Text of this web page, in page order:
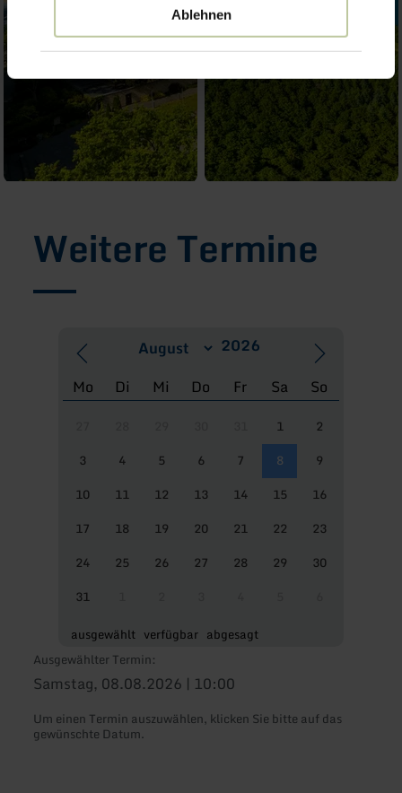
Ablehnen
Weitere Termine
Mo Di Mi Do Fr Sa So
1
2
3
4 5 6 7 8
9
10
11 12 13 14 15
16
17
18 19 20 21 22
23
24
25 26 27 28 29
30
31
ausgewählt verfügbar abgesagt
Ausgewählter Termin:
Samstag, 08.08.2026 | 10:00
Um einen Termin auszuwählen, klicken Sie bitte auf das
gewünschte Datum.